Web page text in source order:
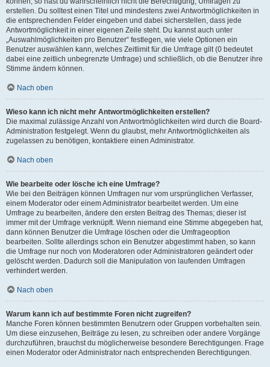
erstellen. Du solltest einen Titel und mindestens zwei Antwortmöglichkeiten in
die entsprechenden Felder eingeben und dabei sicherstellen, dass jede
Antwortmöglichkeit in einer eigenen Zeile steht. Du kannst auch unter
„Auswahlmöglichkeiten pro Benutzer“ festlegen, wie viele Optionen ein
Benutzer auswählen kann, welches Zeitlimit für die Umfrage gilt (0 bedeutet
dabei eine zeitlich unbegrenzte Umfrage) und schließlich, ob die Benutzer ihre
Stimme ändern können.
Nach oben
Wieso kann ich nicht mehr Antwortmöglichkeiten erstellen?
Die maximal zulässige Anzahl von Antwortmöglichkeiten wird durch die Board-
Administration festgelegt. Wenn du glaubst, mehr Antwortmöglichkeiten als
zugelassen zu benötigen, kontaktiere einen Administrator.
Nach oben
Wie bearbeite oder lösche ich eine Umfrage?
Wie bei den Beiträgen können Umfragen nur vom ursprünglichen Verfasser,
einem Moderator oder einem Administrator bearbeitet werden. Um eine
Umfrage zu bearbeiten, ändere den ersten Beitrag des Themas; dieser ist
immer mit der Umfrage verknüpft. Wenn niemand eine Stimme abgegeben hat,
dann können Benutzer die Umfrage löschen oder die Umfrageoption
bearbeiten. Sollte allerdings schon ein Benutzer abgestimmt haben, so kann
die Umfrage nur noch von Moderatoren oder Administratoren geändert oder
gelöscht werden. Dadurch soll die Manipulation von laufenden Umfragen
verhindert werden.
Nach oben
Warum kann ich auf bestimmte Foren nicht zugreifen?
Manche Foren können bestimmten Benutzern oder Gruppen vorbehalten sein.
Um diese einzusehen, Beiträge zu lesen, zu schreiben oder andere Vorgänge
durchzuführen, brauchst du möglicherweise besondere Berechtigungen. Frage
einen Moderator oder Administrator nach entsprechenden Berechtigungen.